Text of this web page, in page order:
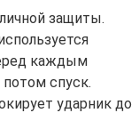
защиты.
каждым
спуск.
ударник до